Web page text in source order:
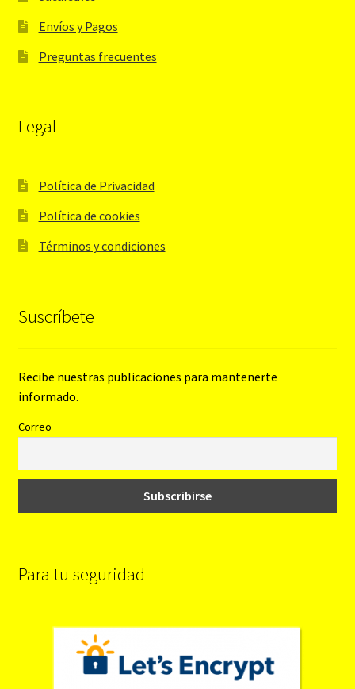
Envíos y Pagos
Preguntas frecuentes
Legal
Política de Privacidad
Política de cookies
Términos y condiciones
Suscríbete
Recibe nuestras publicaciones para mantenerte
informado.
Correo
Para tu seguridad